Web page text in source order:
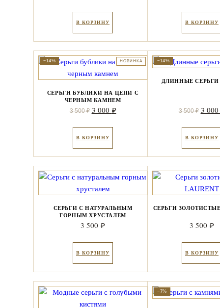
В КОРЗИНУ
500
В КОРЗИНУ
−14% НОВИНКА
СЕРЬГИ БУБЛИКИ НА ЦЕПИ С
ЧЕРНЫМ КАМНЕМ
3 500₽ Первоначальная
500 ₽.
3 000 ₽Текущая
В КОРЗИНУ
−14%
ДЛИННЫЕ
3 500₽
500
3
В КОРЗИНУ
СЕРЬГИ С НАТУРАЛЬНЫМ
ГОРНЫМ ХРУСТАЛЕМ
3 500 ₽
В КОРЗИНУ
СЕРЬГИ ЗОЛОТИСТЫЕ
3 500 ₽
В КОРЗИНУ
−7%